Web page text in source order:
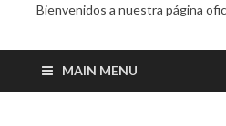
Bienvenidos a nuestra página
MAIN MENU